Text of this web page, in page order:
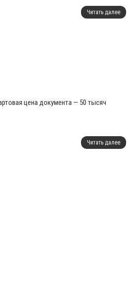
Читать далее
цена документа — 50 тысяч
Читать далее